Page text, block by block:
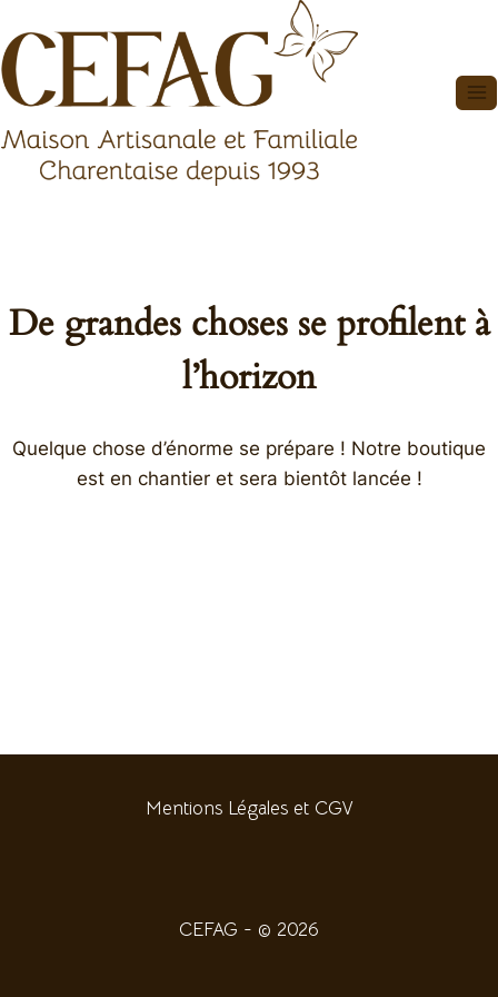
au
contenu
De grandes choses se profilent à
l’horizon
Quelque chose d’énorme se prépare ! Notre boutique
est en chantier et sera bientôt lancée !
Mentions Légales et CGV
CEFAG - © 2026